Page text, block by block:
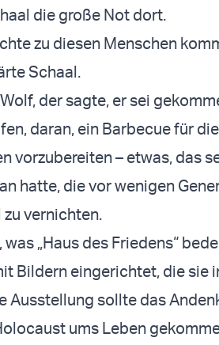
die große Not dort.
zu diesen Menschen
Schaal.
der sagte, er sei
daran, ein Barbecue für
vorzubereiten – etwas, das
hatte, die vor wenigen
vernichten.
„Haus des Friedens“
Bildern eingerichtet, die sie
Ausstellung sollte das
ums Leben